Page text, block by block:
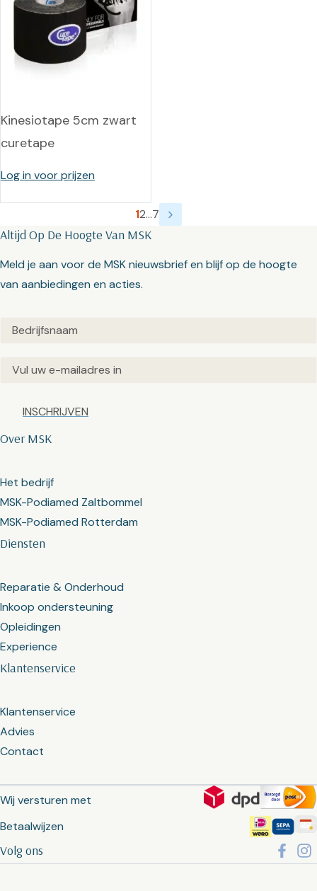
Kinesiotape 5cm zwart
curetape
Log in voor prijzen
12…7
Klantenservice
Klantenservice
Advies
Contact
Diensten
Reparatie & Onderhoud
Inkoop ondersteuning
Opleidingen
Experience
Over MSK
Het bedrijf
MSK-Podiamed Zaltbommel
MSK-Podiamed Rotterdam
Altijd Op De Hoogte Van MSK
Meld je aan voor de MSK nieuwsbrief en blijf op de hoogte
van aanbiedingen en acties.
Untitled(Vereist)
Email(Vereist)
Captcha
Wij versturen met
Betaalwijzen
Volg ons